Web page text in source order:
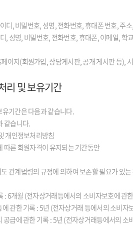
디, 비밀번호, 성명, 전화번호, 휴대폰 번호, 주
, 성명, 비밀번호, 전화번호, 휴대폰, 이메일, 학
이지(회원가입, 상담게시판, 공개 게시판 등),
리 및 보유기간
유기간은 다음과 같습니다.
같습니다.
개인정보처리방침
따른 회원자격이 유지되는 기간동안
관계법령의 규정에 의하여 보존할 필요가 있
: 6개월 (전자상거래등에서의 소비자보호에 관
관한 기록 : 5년 (전자상거래 등에서의 소비자
공급에 관한 기록 : 5년 (전자상거래등에서의 소